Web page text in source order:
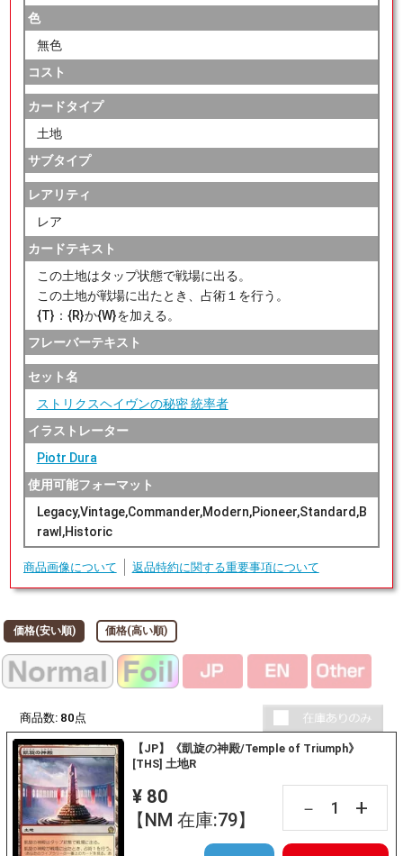
色
無色
コスト
カードタイプ
土地
サブタイプ
レアリティ
レア
カードテキスト
この土地はタップ状態で戦場に出る。
この土地が戦場に出たとき、占術１を行う。
{T}：{R}か{W}を加える。
フレーバーテキスト
セット名
ストリクスヘイヴンの秘密 統率者
イラストレーター
Piotr Dura
使用可能フォーマット
Legacy,Vintage,Commander,Modern,Pioneer,Standard,B
rawl,Historic
商品画像について 返品特約に関する重要事項について
価格(安い順) 価格(高い順)
商品数: 80 点
【JP】《凱旋の神殿/Temple of Triumph》
[THS] 土地R
¥ 80
【NM 在庫:79】
－ +